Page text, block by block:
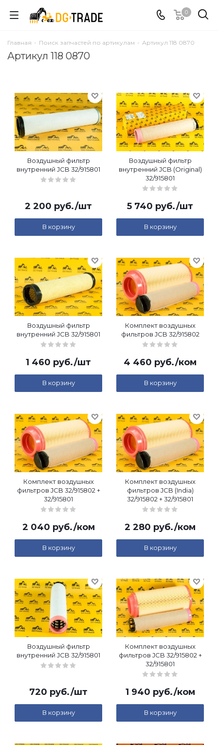
0
Главная - Поиск запчастей по артикулам - Артикул 118 0870
Артикул 118 0870
Воздушный фильтр
внутренний JCB 32/915801
2 200 руб./шт
В корзину
Воздушный фильтр
внутренний JCB (Original)
32/915801
5 740 руб./шт
В корзину
Воздушный фильтр
внутренний JCB 32/915801
1 460 руб./шт
В корзину
Комплект воздушных
фильтров JCB 32/915802
4 460 руб./ком
В корзину
Комплект воздушных
фильтров JCB 32/915802 +
32/915801
2 040 руб./ком
В корзину
Комплект воздушных
фильтров JCB (India)
32/915802 + 32/915801
2 280 руб./ком
В корзину
Воздушный фильтр
внутренний JCB 32/915801
720 руб./шт
В корзину
Комплект воздушных
фильтров JCB 32/915802 +
32/915801
1 940 руб./ком
В корзину